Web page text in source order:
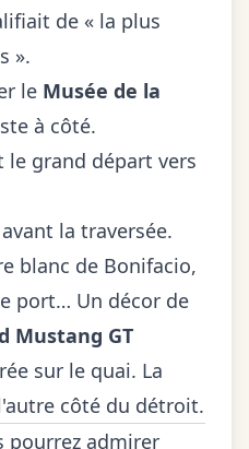
de « la plus
».
le Musée de la
à côté.
grand départ vers
la traversée.
blanc de Bonifacio,
port… Un décor de
Mustang GT
sur le quai. La
côté du détroit.
pourrez admirer